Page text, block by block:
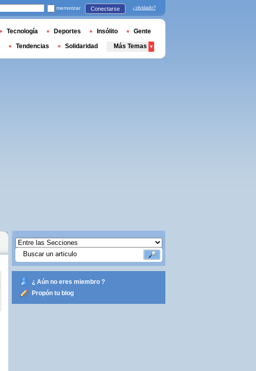
¿ Aún no eres miembro ?
Propón tu blog
memorizar Conectarse ¿olvidado?
Tecnología Deportes Insólito Gente
Tendencias Solidaridad Más Temas